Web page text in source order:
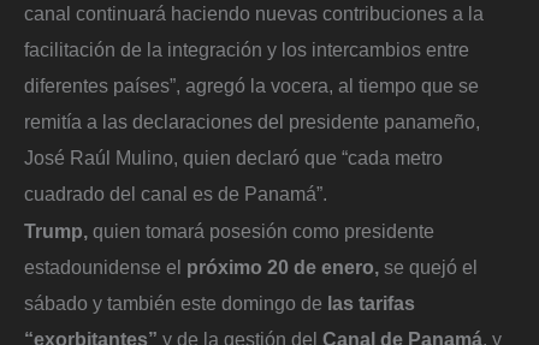
canal continuará haciendo nuevas contribuciones a la
facilitación de la integración y los intercambios entre
diferentes países”, agregó la vocera, al tiempo que se
remitía a las declaraciones del presidente panameño,
José Raúl Mulino, quien declaró que “cada metro
cuadrado del canal es de Panamá”.
Trump, quien tomará posesión como presidente
estadounidense el próximo 20 de enero, se quejó el
sábado y también este domingo de las tarifas
“exorbitantes” y de la gestión del Canal de Panamá, y